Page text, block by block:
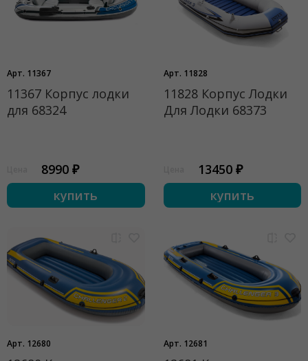
Арт. 11367
11367 Корпус лодки
для 68324
8990 ₽
купить
Арт. 11828
11828 Корпус Лодки
Для Лодки 68373
13450 ₽
купить
Арт. 12680 Арт. 12681